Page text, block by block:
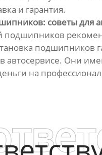
и гарантия.
советы для
подшипников
автосервисе. Они
на